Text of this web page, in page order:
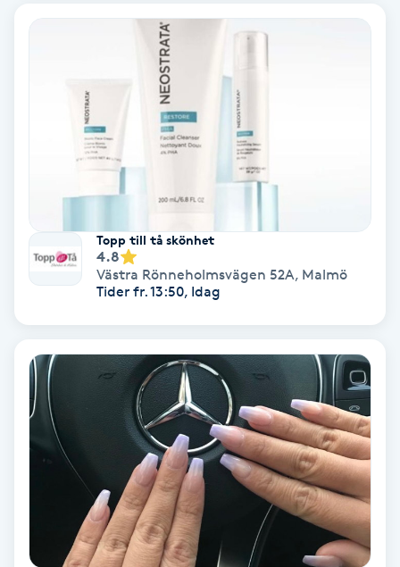
Ansiktsbehandling djuprengörande
Barber
Barnklippning
Blowout
Bottenfärg
Brynformning
Brynfärgning
Topp till tå skönhet
4.8
Västra Rönneholmsvägen 52A, Malmö
Tider fr. 13:50, Idag